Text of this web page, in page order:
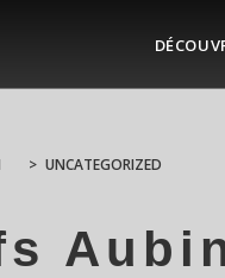
> UNCATEGORIZED